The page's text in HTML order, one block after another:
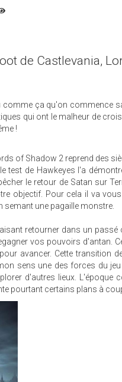
de Castlevania,
ça qu'on commence
qui ont le malheur de
!
of Shadow 2 reprend des
test de Hawkeyes l'a
le retour de Satan sur
objectif. Pour cela il va
semant une pagaille monstre.
retourner dans un
vos pouvoirs d'antan.
avancer. Cette transition
sens une des forces du
d'autres lieux. L'époque
pourtant certains plans à